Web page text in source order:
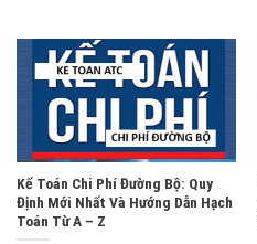
Kế Toán Chi Phí Đường Bộ: Quy
Định Mới Nhất Và Hướng Dẫn Hạch
Toán Từ A – Z